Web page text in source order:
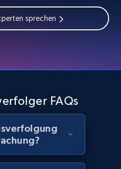
products by
products by
code, Model number,
sprechen
FAQs